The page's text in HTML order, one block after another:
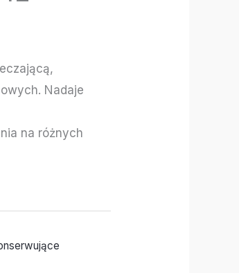
Nadaje
na różnych